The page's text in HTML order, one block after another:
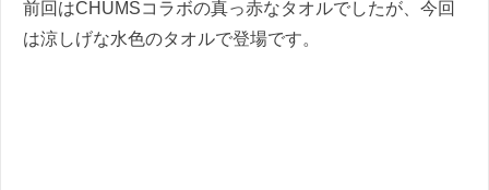
前回はCHUMSコラボの真っ赤なタオルでしたが、今回
は涼しげな水色のタオルで登場です。